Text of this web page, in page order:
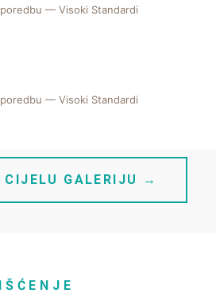
— Visoki Standardi
— Visoki Standardi
CIJELU GALERIJU →